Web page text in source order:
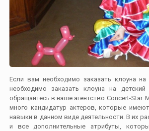
Если вам необходимо заказать клоуна
необходимо заказать клоуна на
обращайтесь в наше агентство Concert-
много кандидатур актеров, которые
навыки в данном виде деятельности. В их
и все дополнительные атрибуты,